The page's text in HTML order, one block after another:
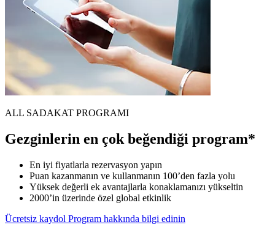
ALL SADAKAT PROGRAMI
Gezginlerin en çok beğendiği program*
En iyi fiyatlarla rezervasyon yapın
Puan kazanmanın ve kullanmanın 100’den fazla yolu
Yüksek değerli ek avantajlarla konaklamanızı yükseltin
2000’in üzerinde özel global etkinlik
Ücretsiz kaydol Program hakkında bilgi edinin